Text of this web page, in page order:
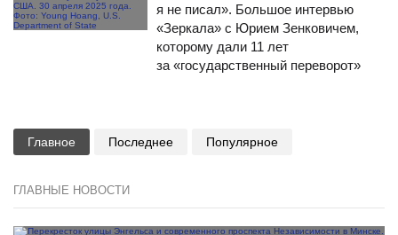
я не писал». Большое интервью
«Зеркала» с Юрием Зенковичем,
которому дали 11 лет
за «государственный переворот»
Главное Последнее Популярное
ГЛАВНЫЕ НОВОСТИ